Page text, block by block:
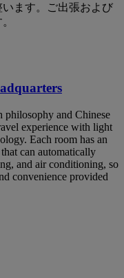
います。ご出張および
philosophy and Chinese
experience with light
Each room has an
can automatically
and air conditioning, so
convenience provided